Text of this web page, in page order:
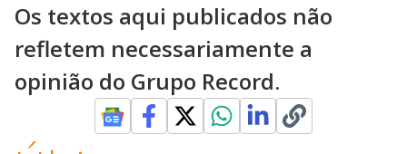
Os textos aqui publicados não
refletem necessariamente a
opinião do Grupo Record.